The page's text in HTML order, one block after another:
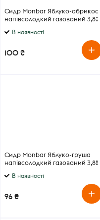
Сидр Monbar Яблуко-абрикос
напівсолодкий газований 3,8%
В наявності
100 ₴
Сидр Monbar Яблуко-груша
напівсолодкий газований 3,8%
В наявності
96 ₴